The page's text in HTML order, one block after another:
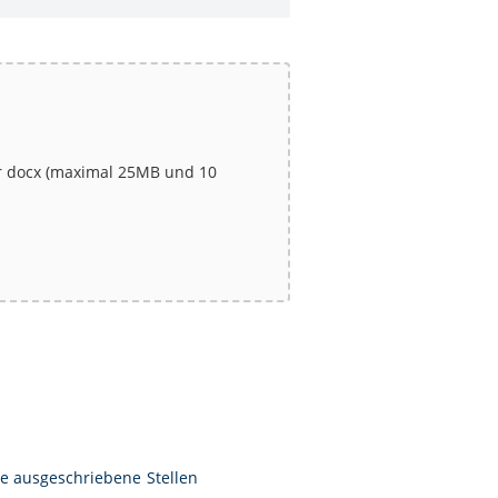
(maximal 25MB und 10
ausgeschriebene Stellen